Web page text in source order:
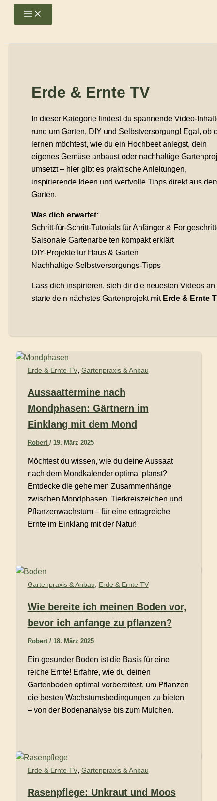
Inhalt
Main
Erde & Ernte TV
In dieser Kategorie findest du spannende Video-
rund um Garten, DIY und Selbstversorgung! Egal, ob
lernen möchtest, wie du ein Hochbeet anlegst, dein
eigenes Gemüse anbaust oder nachhaltige
umsetzt – hier gibt es praktische Anleitungen,
inspirierende Ideen und wertvolle Tipps direkt aus
Garten.
Was dich erwartet:
Schritt-für-Schritt-Tutorials für Anfänger &
Saisonale Gartenarbeiten kompakt erklärt
DIY-Projekte für Haus & Garten
Nachhaltige Selbstversorgungs-Tipps
Lass dich inspirieren, sieh dir die neuesten Videos an
starte dein nächstes Gartenprojekt mit Erde & Ernte
Erde & Ernte TV, Gartenpraxis & Anbau
Aussaattermine nach
Mondphasen: Gärtnern im
Einklang mit dem Mond
Robert / 19. März 2025
Möchtest du wissen, wie du deine Aussaat
nach dem Mondkalender optimal planst?
Entdecke die geheimen Zusammenhänge
zwischen Mondphasen, Tierkreiszeichen und
Pflanzenwachstum – für eine ertragreiche
Ernte im Einklang mit der Natur!
Gartenpraxis & Anbau, Erde & Ernte TV
Wie bereite ich meinen Boden vor,
bevor ich anfange zu pflanzen?
Robert / 18. März 2025
Ein gesunder Boden ist die Basis für eine
reiche Ernte! Erfahre, wie du deinen
Gartenboden optimal vorbereitest, um Pflanzen
die besten Wachstumsbedingungen zu bieten
– von der Bodenanalyse bis zum Mulchen.
Erde & Ernte TV, Gartenpraxis & Anbau
Rasenpflege: Unkraut und Moos